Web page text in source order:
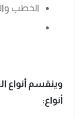
الخطب
وينقسم أنواع
أنواع: